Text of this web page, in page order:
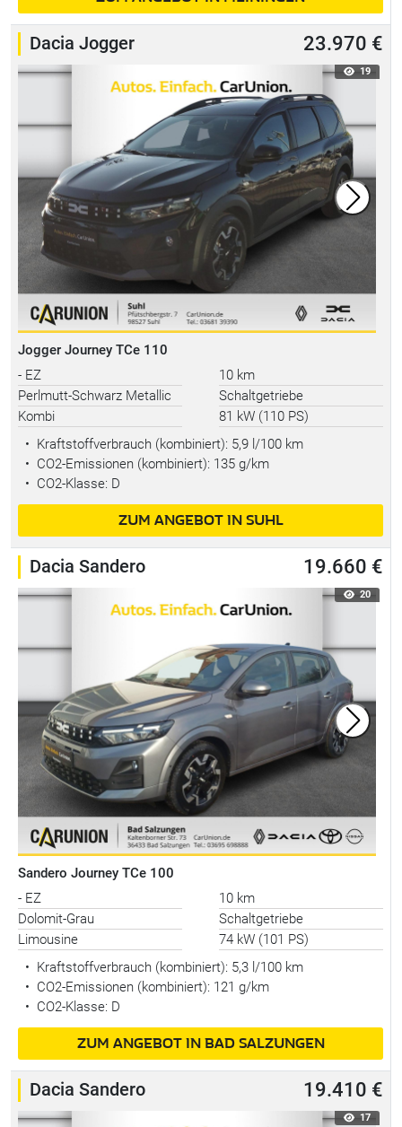
Dacia Jogger 23.970 €
19
Jogger Journey TCe 110
- EZ
10 km
Perlmutt-Schwarz Metallic
Schaltgetriebe
Kombi
81 kW (110 PS)
• Kraftstoffverbrauch (kombiniert): 5,9 l/100 km
• CO2-Emissionen (kombiniert): 135 g/km
• CO2-Klasse: D
ZUM ANGEBOT IN SUHL
Dacia Sandero 19.660 €
20
Sandero Journey TCe 100
- EZ
10 km
Dolomit-Grau
Schaltgetriebe
Limousine
74 kW (101 PS)
• Kraftstoffverbrauch (kombiniert): 5,3 l/100 km
• CO2-Emissionen (kombiniert): 121 g/km
• CO2-Klasse: D
ZUM ANGEBOT IN BAD SALZUNGEN
Dacia Sandero 19.410 €
17